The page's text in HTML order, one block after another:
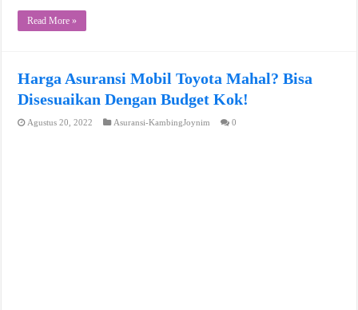
Read More »
Harga Asuransi Mobil Toyota Mahal? Bisa
Disesuaikan Dengan Budget Kok!
Agustus 20, 2022 Asuransi-KambingJoynim 0